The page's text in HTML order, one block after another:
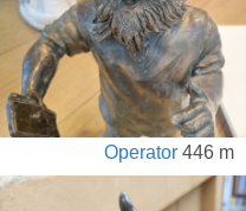
Operator 446 m